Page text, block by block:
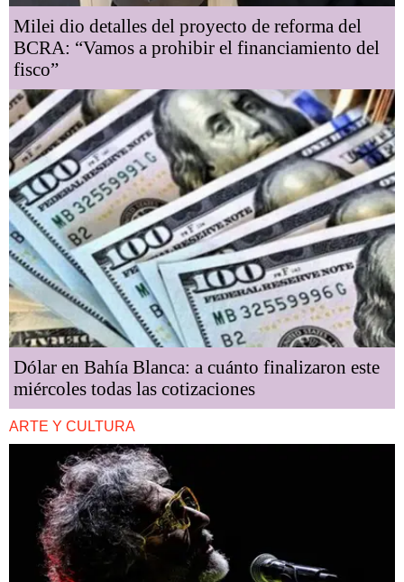
Milei dio detalles del proyecto de reforma del
BCRA: “Vamos a prohibir el financiamiento del
fisco”
Dólar en Bahía Blanca: a cuánto finalizaron este
miércoles todas las cotizaciones
ARTE Y CULTURA